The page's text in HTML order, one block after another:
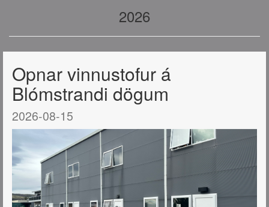
2026
Opnar vinnustofur á
Blómstrandi dögum
2026-08-15